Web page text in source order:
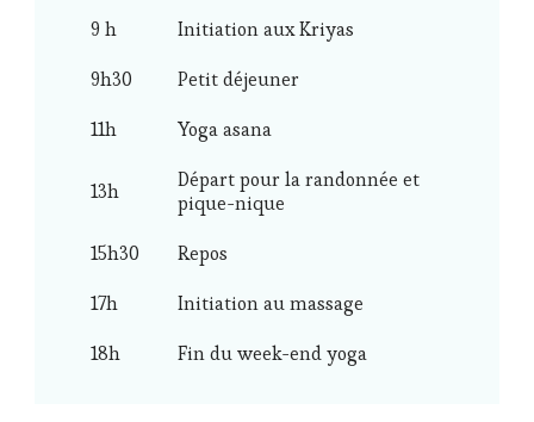
9 h
Initiation aux Kriyas
9h30
Petit déjeuner
11h
Yoga asana
13h
Départ pour la randonnée et
pique-nique
15h30
Repos
17h
Initiation au massage
18h
Fin du week-end yoga